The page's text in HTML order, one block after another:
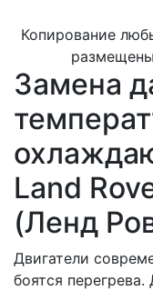
Копирование
Замена
Land
(Ленд
Двигатели
боятся